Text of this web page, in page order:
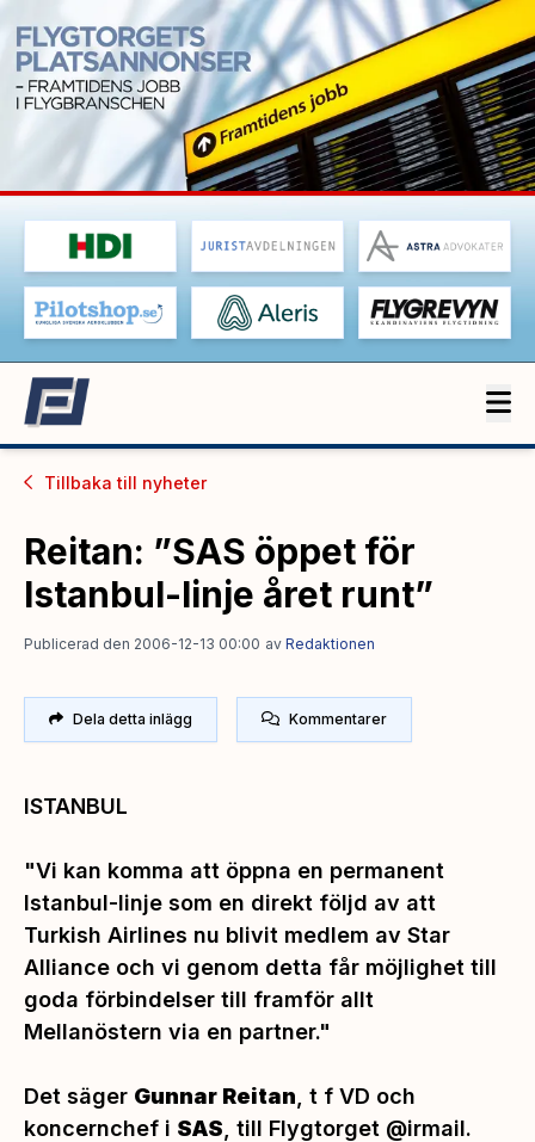
Tillbaka till nyheter
Reitan: ”SAS öppet för
Istanbul-linje året runt”
Publicerad den 2006-12-13 00:00 av Redaktionen
Dela detta inlägg Kommentarer
ISTANBUL
"Vi kan komma att öppna en permanent
Istanbul-linje som en direkt följd av att
Turkish Airlines nu blivit medlem av Star
Alliance och vi genom detta får möjlighet till
goda förbindelser till framför allt
Mellanöstern via en partner."
Det säger Gunnar Reitan , t f VD och
koncernchef i SAS , till Flygtorget @irmail.